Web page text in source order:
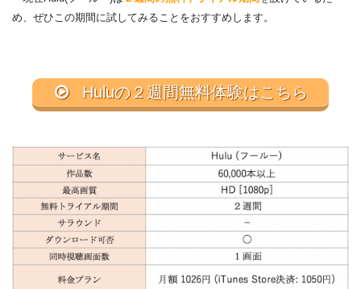
め、ぜひこの期間に試してみることをおすすめします。
Huluの２週間無料体験はこちら